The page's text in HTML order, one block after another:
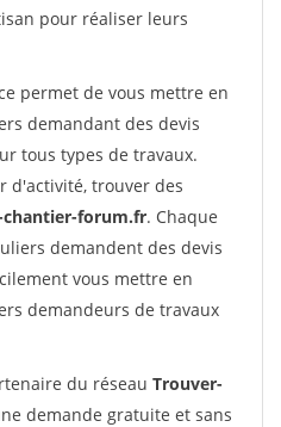
pour réaliser leurs
permet de vous mettre en
demandant des devis
tous types de travaux.
d'activité, trouver des
chantier-forum.fr. Chaque
demandent des devis
vous mettre en
demandeurs de travaux
du réseau Trouver-
demande gratuite et sans